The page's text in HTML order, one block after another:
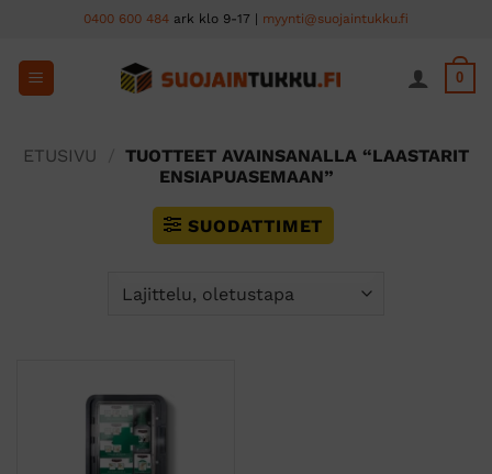
content
0400 600 484 ark klo 9-17 | myynti@suojaintukku.fi
0
ETUSIVU
TUOTTEET AVAINSANALLA “LAASTARIT
ENSIAPUASEMAAN”
SUODATTIMET